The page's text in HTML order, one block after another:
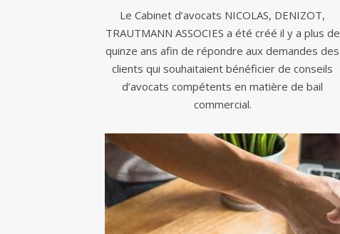
Le Cabinet d’avocats NICOLAS, DENIZOT,
TRAUTMANN ASSOCIES a été créé il y a plus de
quinze ans afin de répondre aux demandes des
clients qui souhaitaient bénéficier de conseils
d’avocats compétents en matière de bail
commercial.